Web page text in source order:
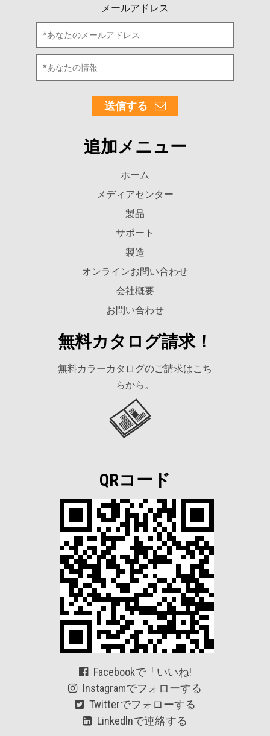
メールアドレス
追加メニュー
ホーム
メディアセンター
製品
サポート
製造
オンラインお問い合わせ
会社概要
お問い合わせ
無料カタログ請求！
無料カラーカタログのご請求はこち
らから。
QRコード
Facebookで「いいね!
Instagramでフォローする
Twitterでフォローする
Linkedlnで連絡する